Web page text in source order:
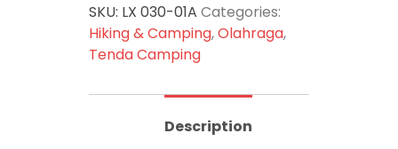
SKU: LX 030-01A Categories:
Hiking & Camping,Olahraga,
Tenda Camping
Description